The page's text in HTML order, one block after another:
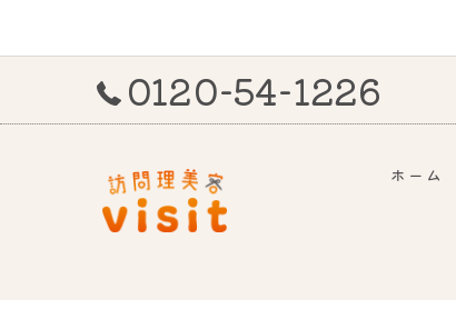
0120-54-1226
ホーム